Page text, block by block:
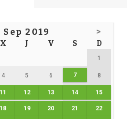
Sep 2019 >
X J V S D
1
4 5 6 7 8
11 12 13 14 15
18 19 20 21 22